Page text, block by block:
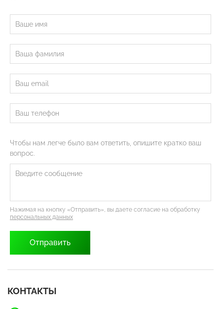
Чтобы нам легче было вам ответить, опишите кратко ваш
вопрос.
Нажимая на кнопку «Отправить», вы даете согласие на обработку
персональных данных
КОНТАКТЫ